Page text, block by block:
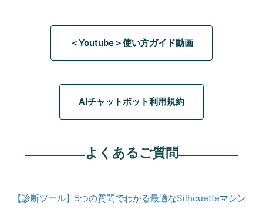
＜Youtube＞使い方ガイド動画
AIチャットボット利用規約
よくあるご質問
【診断ツール】5つの質問でわかる最適なSilhouetteマシン